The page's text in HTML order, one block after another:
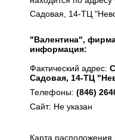
Садовая, 14-ТЦ
"Валентина",
информация:
Фактический адрес:
Садовая, 14-ТЦ
Телефоны: (846)
Сайт: Не указан
Карта расположения